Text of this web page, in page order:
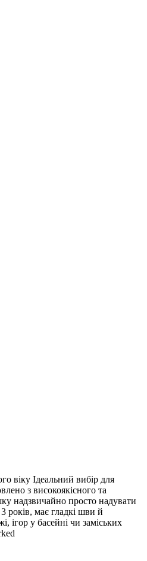
віку Ідеальний вибір для
з високоякісного та
надзвичайно просто надувати
років, має гладкі шви й
ігор у басейні чи заміських